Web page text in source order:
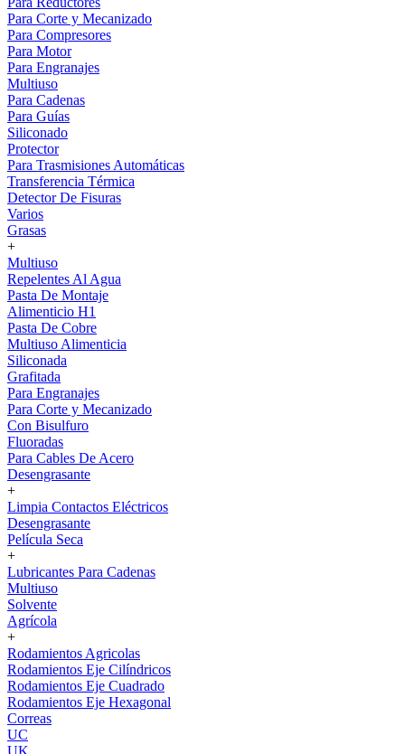
Para Corte y Mecanizado
Para Compresores
Para Motor
Para Engranajes
Multiuso
Para Cadenas
Para Guías
Siliconado
Protector
Para Trasmisiones Automáticas
Transferencia Térmica
Detector De Fisuras
Varios
Grasas
+
Multiuso
Repelentes Al Agua
Pasta De Montaje
Alimenticio H1
Pasta De Cobre
Multiuso Alimenticia
Siliconada
Grafitada
Para Engranajes
Para Corte y Mecanizado
Con Bisulfuro
Fluoradas
Para Cables De Acero
Desengrasante
+
Limpia Contactos Eléctricos
Desengrasante
Película Seca
+
Lubricantes Para Cadenas
Multiuso
Solvente
Agrícola
+
Rodamientos Agricolas
Rodamientos Eje Cilíndricos
Rodamientos Eje Cuadrado
Rodamientos Eje Hexagonal
Correas
UC
UK